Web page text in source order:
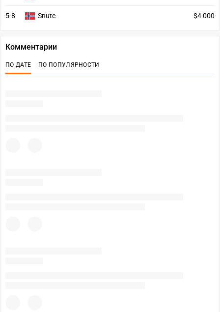
5-8 Snute $4 000
Комментарии
ПО ДАТЕ ПО ПОПУЛЯРНОСТИ